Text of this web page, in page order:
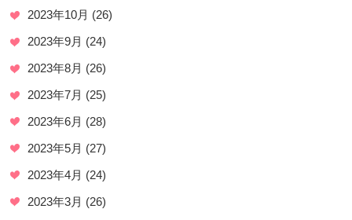
2023年10月 (26)
2023年9月 (24)
2023年8月 (26)
2023年7月 (25)
2023年6月 (28)
2023年5月 (27)
2023年4月 (24)
2023年3月 (26)